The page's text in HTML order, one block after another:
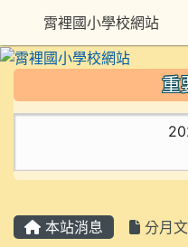
重
本站消息 分月
霄裡國小學校網站